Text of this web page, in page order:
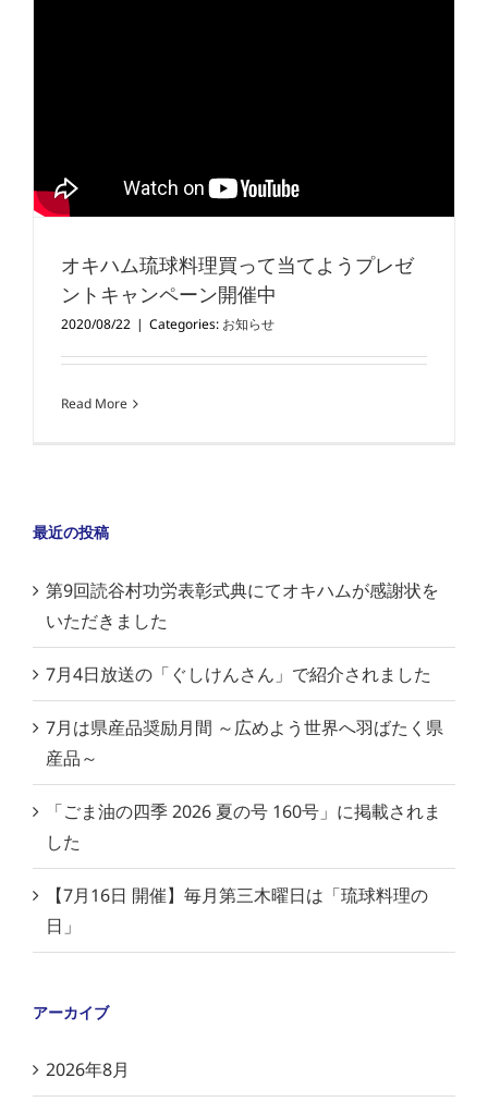
オキハム琉球料理買って当てようプレゼ
ントキャンペーン開催中
2020/08/22 | Categories: お知らせ
Read More
最近の投稿
第9回読谷村功労表彰式典にてオキハムが感謝状を
いただきました
7月4日放送の「ぐしけんさん」で紹介されました
7月は県産品奨励月間 ～広めよう世界へ羽ばたく県
産品～
「ごま油の四季 2026 夏の号 160号」に掲載されま
した
【7月16日 開催】毎月第三木曜日は「琉球料理の
日」
アーカイブ
2026年8月